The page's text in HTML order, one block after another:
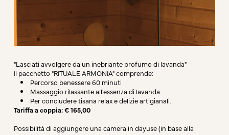
"Lasciati avvolgere da un inebriante profumo di lavanda"
Il pacchetto "RITUALE ARMONIA" comprende:
Percorso benessere 60 minuti
Massaggio rilassante all'essenza di lavanda
Per concludere tisana relax e delizie artigianali.
Tariffa a coppia: € 165,00
Possibilità di aggiungere una camera in dayuse (in base alla